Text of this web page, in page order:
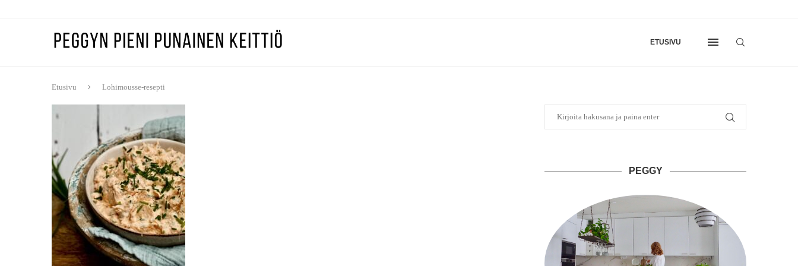
ETUSIVU
Etusivu Lohimousse-resepti
PEGGY